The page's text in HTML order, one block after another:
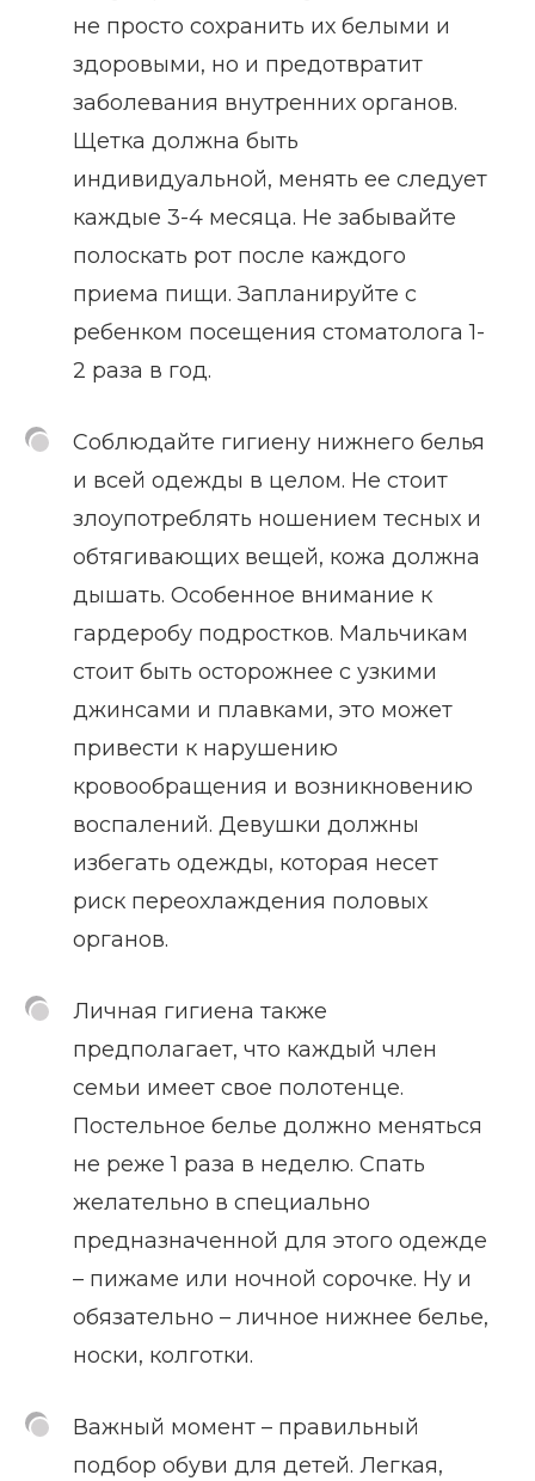
не просто сохранить их белыми и
здоровыми, но и предотвратит
заболевания внутренних органов.
Щетка должна быть
индивидуальной, менять ее следует
каждые 3-4 месяца. Не забывайте
полоскать рот после каждого
приема пищи. Запланируйте с
ребенком посещения стоматолога 1-
2 раза в год.
Соблюдайте гигиену нижнего белья
и всей одежды в целом. Не стоит
злоупотреблять ношением тесных и
обтягивающих вещей, кожа должна
дышать. Особенное внимание к
гардеробу подростков. Мальчикам
стоит быть осторожнее с узкими
джинсами и плавками, это может
привести к нарушению
кровообращения и возникновению
воспалений. Девушки должны
избегать одежды, которая несет
риск переохлаждения половых
органов.
Личная гигиена также
предполагает, что каждый член
семьи имеет свое полотенце.
Постельное белье должно меняться
не реже 1 раза в неделю. Спать
желательно в специально
предназначенной для этого одежде
– пижаме или ночной сорочке. Ну и
обязательно – личное нижнее белье,
носки, колготки.
Важный момент – правильный
подбор обуви для детей. Легкая,